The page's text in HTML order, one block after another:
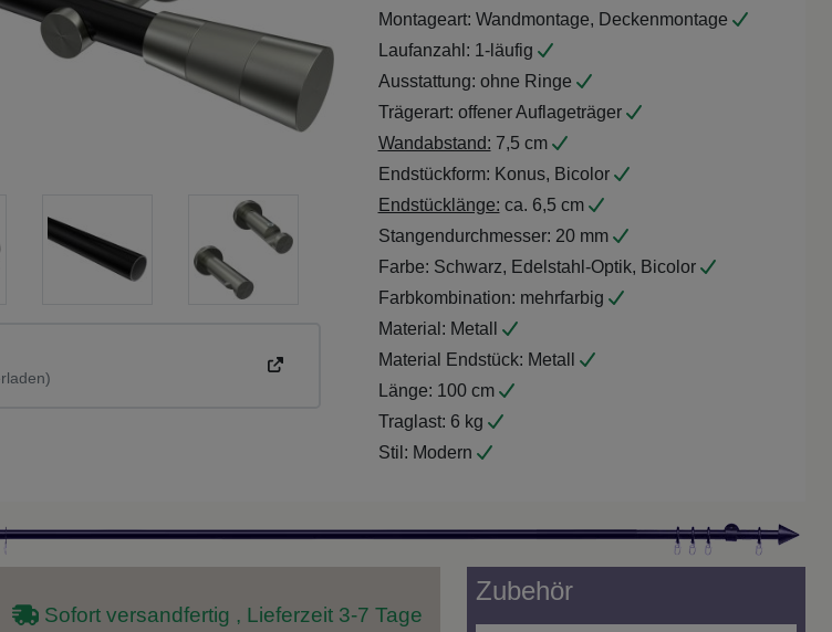
Montageart: Wandmontage, Deckenmontage
Laufanzahl: 1-läufig
Ausstattung: ohne Ringe
Trägerart: offener Auflageträger
Wandabstand: 7,5 cm
Endstückform: Konus, Bicolor
Endstücklänge: ca. 6,5 cm
Stangendurchmesser: 20 mm
Farbe: Schwarz, Edelstahl-Optik, Bicolor
Farbkombination: mehrfarbig
Material: Metall
Material Endstück: Metall
Länge: 100 cm
Traglast: 6 kg
Stil: Modern
Sofort versandfertig , Lieferzeit 3-7 Tage
Zubehör